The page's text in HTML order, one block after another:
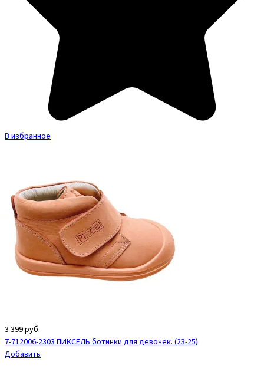
В избранное
3 399руб.
7-712006-2303 ПИКСЕЛЬ ботинки для девочек. (23-25)
Добавить